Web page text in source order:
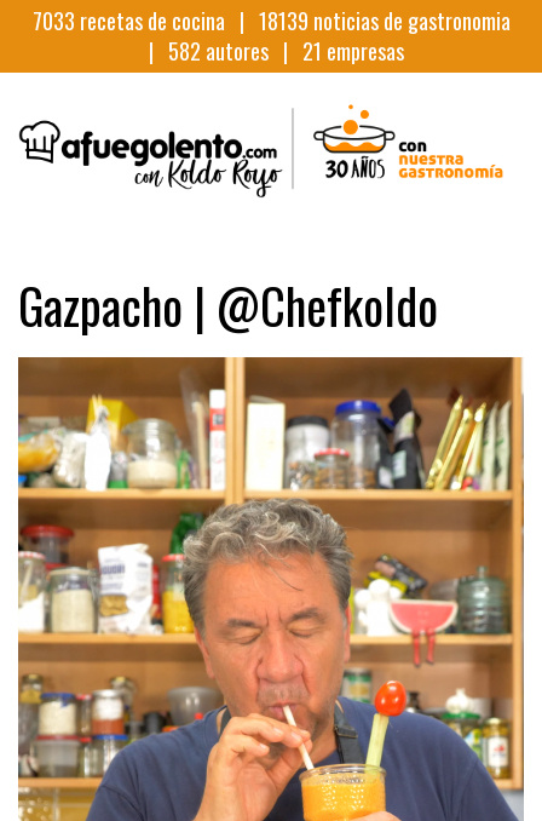
7033 recetas de cocina | 18139 noticias de gastronomia
| 582 autores | 21 empresas
Gazpacho | @Chefkoldo